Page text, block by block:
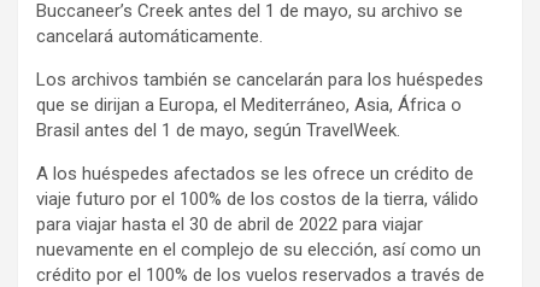
Buccaneer’s Creek antes del 1 de mayo, su archivo se
cancelará automáticamente.
Los archivos también se cancelarán para los huéspedes
que se dirijan a Europa, el Mediterráneo, Asia, África o
Brasil antes del 1 de mayo, según TravelWeek.
A los huéspedes afectados se les ofrece un crédito de
viaje futuro por el 100% de los costos de la tierra, válido
para viajar hasta el 30 de abril de 2022 para viajar
nuevamente en el complejo de su elección, así como un
crédito por el 100% de los vuelos reservados a través de